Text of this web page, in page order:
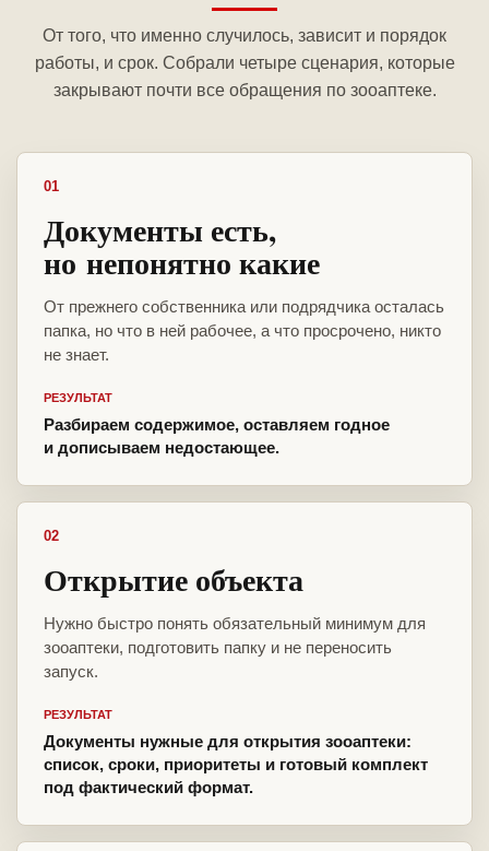
От того, что именно случилось, зависит и порядок
работы, и срок. Собрали четыре сценария, которые
закрывают почти все обращения по зооаптеке.
01
Документы есть,
но непонятно какие
От прежнего собственника или подрядчика осталась
папка, но что в ней рабочее, а что просрочено, никто
не знает.
РЕЗУЛЬТАТ
Разбираем содержимое, оставляем годное
и дописываем недостающее.
02
Открытие объекта
Нужно быстро понять обязательный минимум для
зооаптеки, подготовить папку и не переносить
запуск.
РЕЗУЛЬТАТ
Документы нужные для открытия зооаптеки:
список, сроки, приоритеты и готовый комплект
под фактический формат.